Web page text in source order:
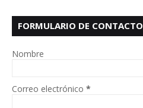
FORMULARIO DE CONTACTO
Nombre
Correo electrónico *